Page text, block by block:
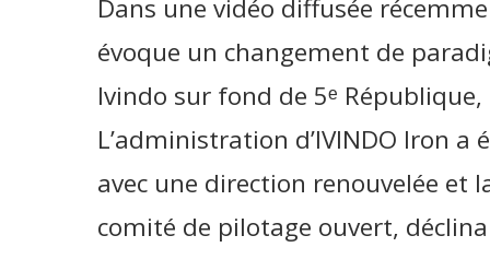
Dans une vidéo diffusée
évoque un changement de
Ivindo sur fond de 5ᵉ
L’administration d’IVINDO Iron
avec une direction renouvelée et
comité de pilotage ouvert,